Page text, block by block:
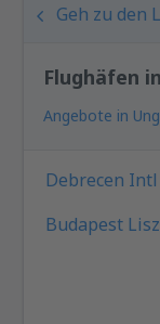
Geh zu den
Flughäfen
Angebote in
Debrecen
Budapest